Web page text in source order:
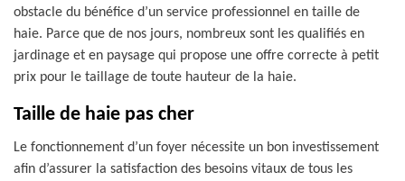
obstacle du bénéfice d’un service professionnel en taille de
haie. Parce que de nos jours, nombreux sont les qualifiés en
jardinage et en paysage qui propose une offre correcte à petit
prix pour le taillage de toute hauteur de la haie.
Taille de haie pas cher
Le fonctionnement d’un foyer nécessite un bon investissement
afin d’assurer la satisfaction des besoins vitaux de tous les